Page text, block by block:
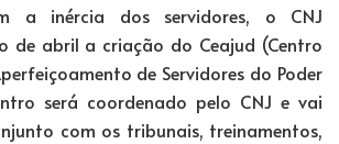
a inércia dos servidores, o CNJ
de abril a criação do Ceajud (Centro
de Servidores do Poder
será coordenado pelo CNJ e vai
com os tribunais, treinamentos,